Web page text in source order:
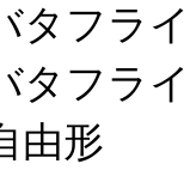
タフライ
タフライ
由形